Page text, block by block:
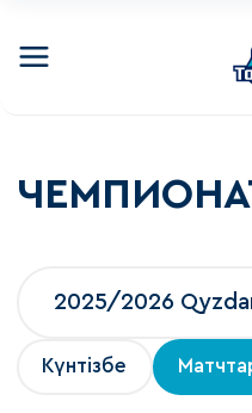
Күнтізбе
2025/2026